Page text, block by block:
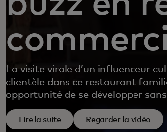
La visite virale d’un influenceur
clientèle dans ce restaurant
opportunité de se développer
Lire la suite Regarder la vidéo